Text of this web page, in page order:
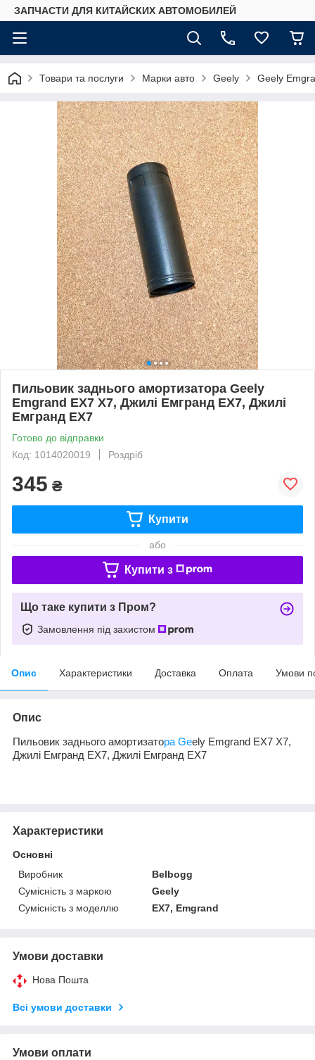
ЗАПЧАСТИ ДЛЯ КИТАЙСКИХ АВТОМОБИЛЕЙ
Товари та послуги Марки авто Geely Geely
Пильовик заднього амортизатора Geely
Emgrand EX7 X7, Джилі Емгранд ЕХ7, Джилі
Емгранд ЕХ7
Готово до відправки
Код: 1014020019
Роздріб
345 ₴
Купити
або
Купити з
Що таке купити з Пром?
Замовлення під захистом
Опис Характеристики Доставка Оплата Умови
Опис
Пильовик заднього амортизатора Geely Emgrand EX7 X7,
Джилі Емгранд ЕХ7, Джилі Емгранд ЕХ7
Характеристики
Основні
Виробник
Belbogg
Сумісність з маркою
Geely
Сумісність з моделлю
EX7, Emgrand
Умови доставки
Нова Пошта
Всі умови доставки
Умови оплати